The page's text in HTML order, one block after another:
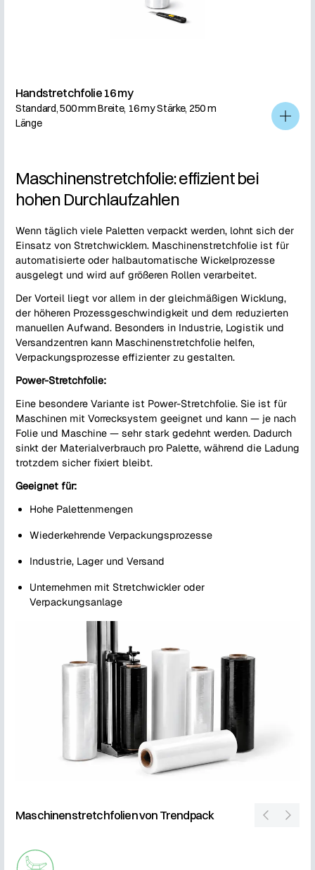
Handstretchfolie 16 my
Standard, 500 mm Breite, 16 my Stärke, 250 m
Länge
Maschinenstretchfolie: effizient bei
hohen Durchlaufzahlen
Wenn täglich viele Paletten verpackt werden, lohnt sich der
Einsatz von Stretchwicklern. Maschinenstretchfolie ist für
automatisierte oder halbautomatische Wickelprozesse
ausgelegt und wird auf größeren Rollen verarbeitet.
Der Vorteil liegt vor allem in der gleichmäßigen Wicklung,
der höheren Prozessgeschwindigkeit und dem reduzierten
manuellen Aufwand. Besonders in Industrie, Logistik und
Versandzentren kann Maschinenstretchfolie helfen,
Verpackungsprozesse effizienter zu gestalten.
Power-Stretchfolie:
Eine besondere Variante ist Power-Stretchfolie. Sie ist für
Maschinen mit Vorrecksystem geeignet und kann — je nach
Folie und Maschine — sehr stark gedehnt werden. Dadurch
sinkt der Materialverbrauch pro Palette, während die Ladung
trotzdem sicher fixiert bleibt.
Geeignet für:
Hohe Palettenmengen
Wiederkehrende Verpackungsprozesse
Industrie, Lager und Versand
Unternehmen mit Stretchwickler oder
Verpackungsanlage
Maschinenstretchfolien von Trendpack